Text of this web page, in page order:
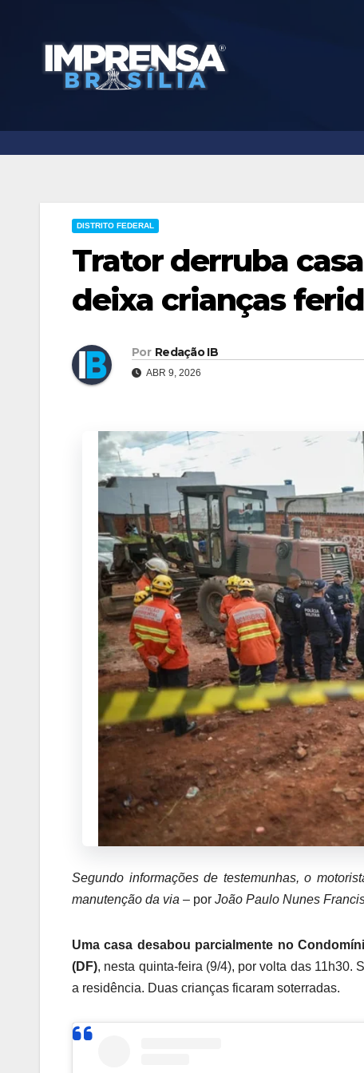
DISTRITO FEDERAL
Trator derruba
deixa crianças
Por Redação IB
ABR 9, 2026
Segundo informações de testemunhas, o
manutenção da via – por João Paulo Nunes
Uma casa desabou parcialmente no
(DF), nesta quinta-feira (9/4), por volta das 11h30.
a residência. Duas crianças ficaram soterradas.